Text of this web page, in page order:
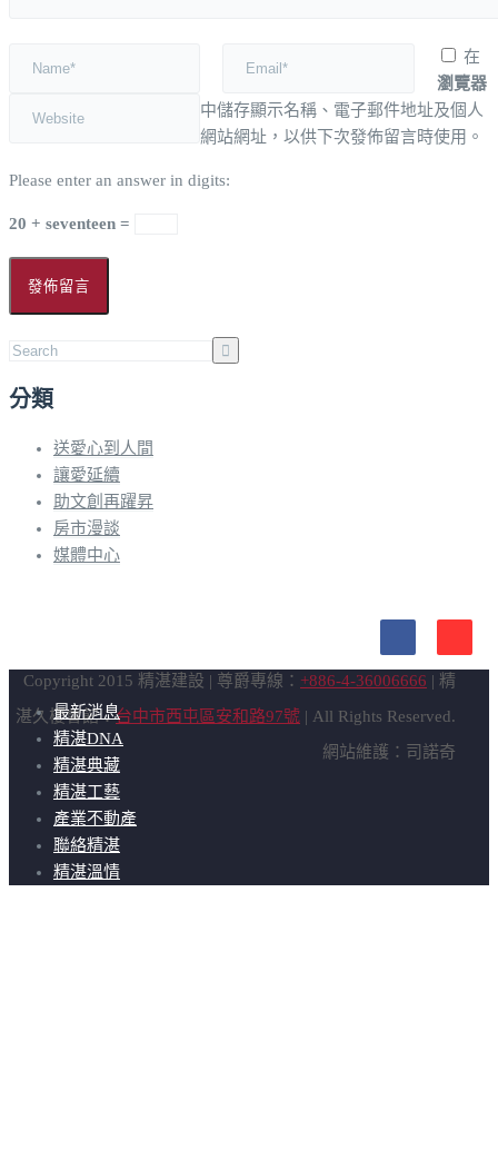
在
瀏覽器
中儲存顯示名稱、電子郵件地址及個人
網站網址，以供下次發佈留言時使用。
Please enter an answer in digits:
20 + seventeen =
分類
送愛心到人間
讓愛延續
助文創再躍昇
房市漫談
媒體中心
Copyright 2015 精湛建設 | 尊爵專線： +886-4-36006666 | 精
湛久棲會館：台中市西屯區安和路97號 | All Rights Reserved.
網站維護：司諾奇
最新消息
精湛DNA
精湛典藏
精湛工藝
產業不動產
聯絡精湛
精湛溫情